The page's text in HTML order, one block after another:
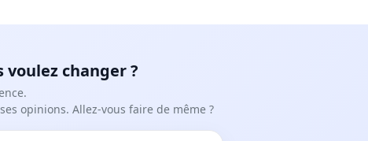
voulez changer ?
opinions. Allez-vous faire de même ?